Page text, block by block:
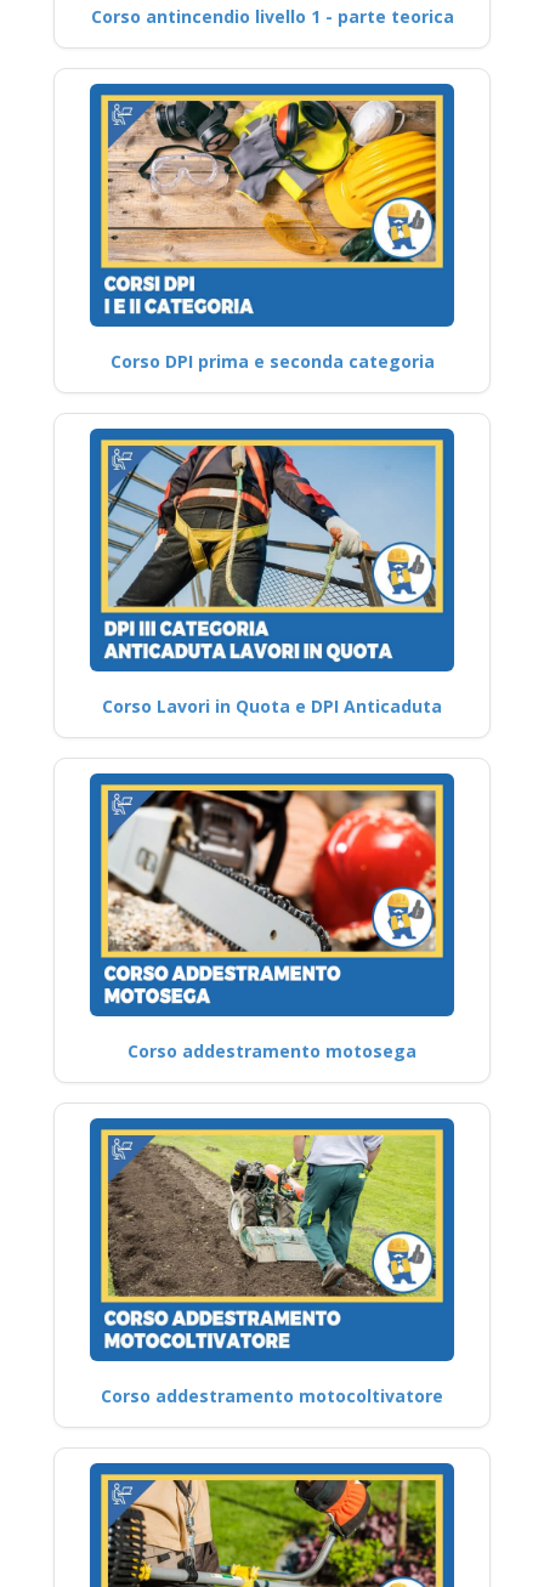
Corso antincendio livello 1 - parte teorica
Corso DPI prima e seconda categoria
Corso Lavori in Quota e DPI Anticaduta
Corso addestramento motosega
Corso addestramento motocoltivatore